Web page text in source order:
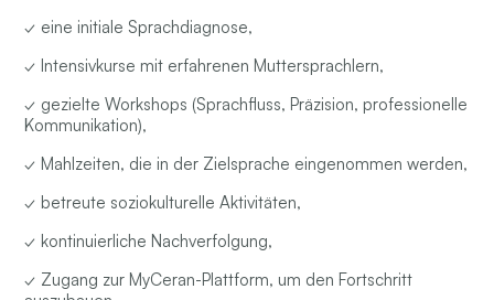
✓ eine initiale Sprachdiagnose,
✓ Intensivkurse mit erfahrenen Muttersprachlern,
✓ gezielte Workshops (Sprachfluss, Präzision, professionelle
Kommunikation),
✓ Mahlzeiten, die in der Zielsprache eingenommen werden,
✓ betreute soziokulturelle Aktivitäten,
✓ kontinuierliche Nachverfolgung,
✓ Zugang zur MyCeran-Plattform, um den Fortschritt